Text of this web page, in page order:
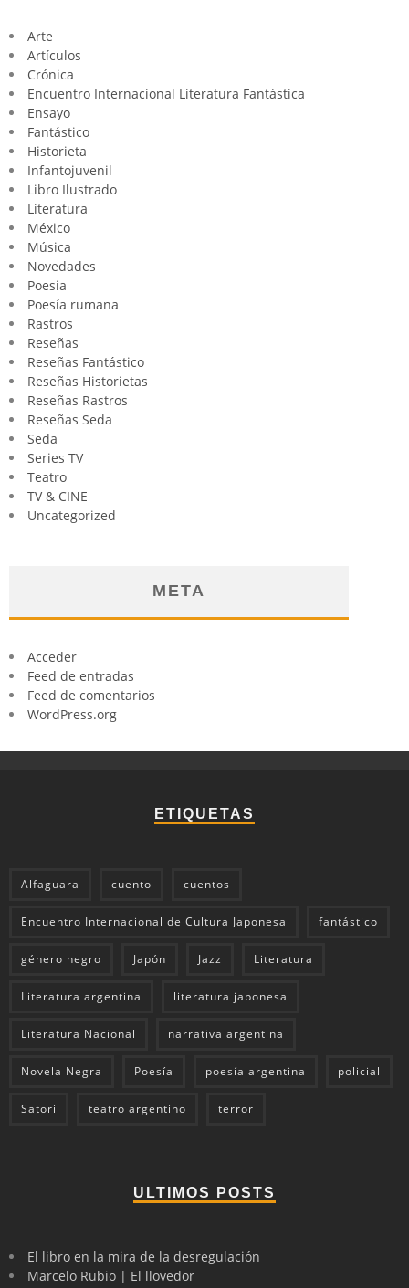
Arte
Artículos
Crónica
Encuentro Internacional Literatura Fantástica
Ensayo
Fantástico
Historieta
Infantojuvenil
Libro Ilustrado
Literatura
México
Música
Novedades
Poesia
Poesía rumana
Rastros
Reseñas
Reseñas Fantástico
Reseñas Historietas
Reseñas Rastros
Reseñas Seda
Seda
Series TV
Teatro
TV & CINE
Uncategorized
META
Acceder
Feed de entradas
Feed de comentarios
WordPress.org
ETIQUETAS
Alfaguara cuento cuentos
Encuentro Internacional de Cultura Japonesa fantástico
género negro Japón Jazz Literatura
Literatura argentina literatura japonesa
Literatura Nacional narrativa argentina
Novela Negra Poesía poesía argentina policial
Satori teatro argentino terror
ULTIMOS POSTS
El libro en la mira de la desregulación
Marcelo Rubio | El llovedor